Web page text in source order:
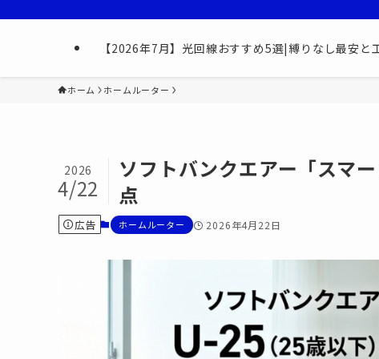
【2026年7月】光回線おすすめ5選|縛りなし最安と
ホーム ホームルーター
ソフトバンクエアー「スマ
点
2026
4/22
広告 ホームルーター 2026年4月22日